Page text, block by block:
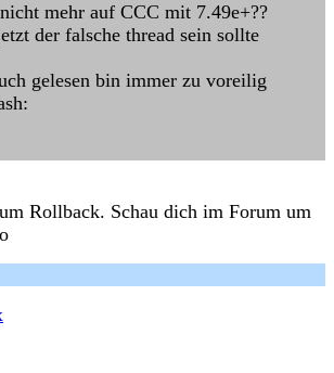
mehr auf CCC mit 7.49e+??
der falsche thread sein sollte
gelesen bin immer zu voreilig
Rollback. Schau dich im Forum um